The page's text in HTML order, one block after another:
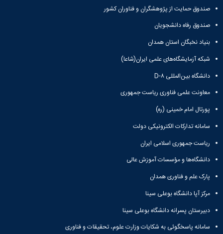
کارکنان
مصالح
آزمایشگاه
آزمایشگاه
باستان
شناسی
آزمایشگاه
ربات
و
بینایی
اولویت
طرح
های
پژوهشی
طرح
پژوهشی
سال
1398
نشریات
کارگروه
اخلاق
در
کرسی
نظریه
پردازی
دانشگاه
های
هیات
علمی
سایر
آیین
ها
صندوق حمایت از پژوهشگران و فناوران کشور
صندوق رفاه دانشجویان
بنیاد نخبگان استان همدان
شبکه آزمایشگاه‌های علمی ایران(شاعا)
دانشگاه بین‌المللی D-۸
معاونت علمی فناوری ریاست جمهوری
پورتال امام خمینی (ره)
سامانه تدارکات الکترونیکی دولت
ریاست جمهوری اسلامی ایران
دانشگاه‌ها و مؤسسات آموزش عالی
پارک علم و فناوری همدان
مرکز آپا دانشگاه بوعلی سینا
دبیرستان پسرانه دانشگاه بوعلی سینا
سامانه پاسخگوئی به شکایات وزارت علوم، تحقیقات و فناوری